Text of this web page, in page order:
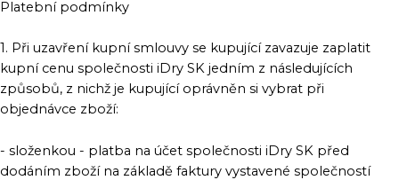
Platební podmínky
1. Při uzavření kupní smlouvy se kupující zavazuje zaplatit
kupní cenu společnosti iDry SK jedním z následujících
způsobů, z nichž je kupující oprávněn si vybrat při
objednávce zboží:
- složenkou - platba na účet společnosti iDry SK před
dodáním zboží na základě faktury vystavené společností